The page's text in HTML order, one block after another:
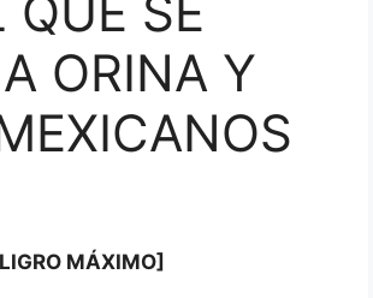
ORINA Y
MÁXIMO]